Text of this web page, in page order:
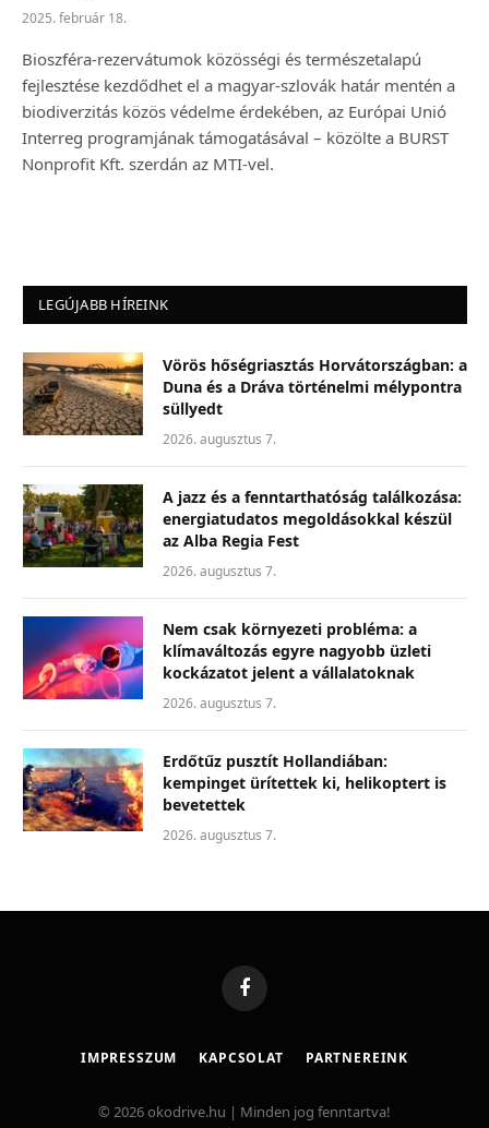
2025. február 18.
Bioszféra-rezervátumok közösségi és természetalapú
fejlesztése kezdődhet el a magyar-szlovák határ mentén a
biodiverzitás közös védelme érdekében, az Európai Unió
Interreg programjának támogatásával – közölte a BURST
Nonprofit Kft. szerdán az MTI-vel.
LEGÚJABB HÍREINK
Vörös hőségriasztás Horvátországban: a
Duna és a Dráva történelmi mélypontra
süllyedt
2026. augusztus 7.
A jazz és a fenntarthatóság találkozása:
energiatudatos megoldásokkal készül
az Alba Regia Fest
2026. augusztus 7.
Nem csak környezeti probléma: a
klímaváltozás egyre nagyobb üzleti
kockázatot jelent a vállalatoknak
2026. augusztus 7.
Erdőtűz pusztít Hollandiában:
kempinget ürítettek ki, helikoptert is
bevetettek
2026. augusztus 7.
Facebook
IMPRESSZUM KAPCSOLAT PARTNEREINK
© 2026 okodrive.hu | Minden jog fenntartva!